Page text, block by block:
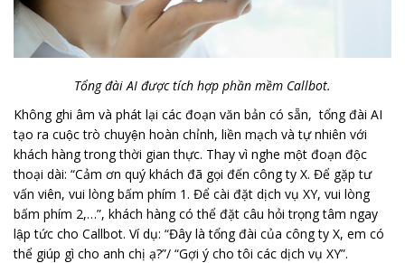
Tổng đài AI được tích hợp phần mềm Callbot.
Không ghi âm và phát lại các đoạn văn bản có sẵn, tổng đài AI
tạo ra cuộc trò chuyện hoàn chỉnh, liền mạch và tự nhiên với
khách hàng trong thời gian thực. Thay vì nghe một đoạn độc
thoại dài: “Cảm ơn quý khách đã gọi đến công ty X. Để gặp tư
vấn viên, vui lòng bấm phím 1. Để cài đặt dịch vụ XY, vui lòng
bấm phím 2,…”, khách hàng có thể đặt câu hỏi trọng tâm ngay
lập tức cho Callbot. Ví dụ: “Đây là tổng đài của công ty X, em có
thể giúp gì cho anh chị ạ?”/ “Gợi ý cho tôi các dịch vụ XY”.